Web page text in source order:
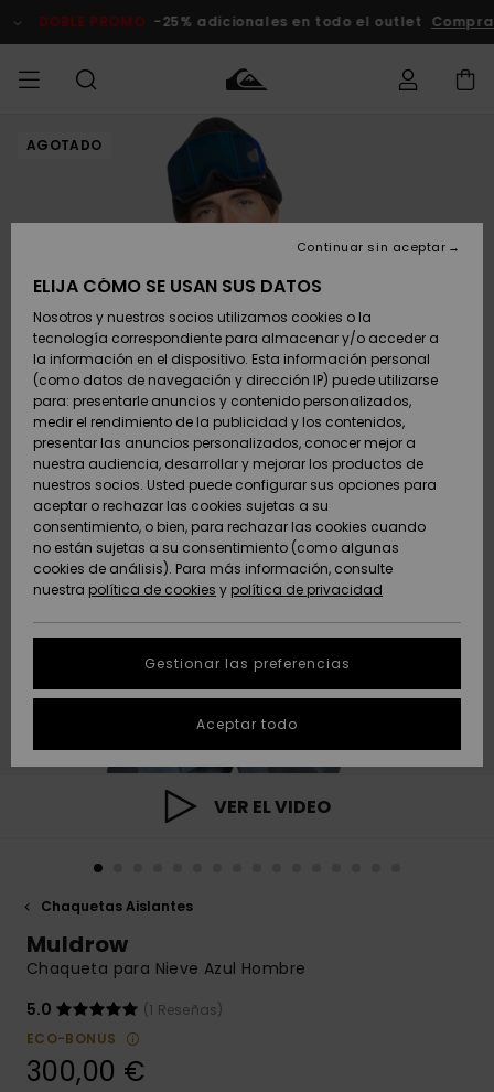
del
DOBLE PROMO -25% adicionales en todo el outlet Comprar
HOMBRE
Zapatos y
chanclas
Surf
Snow
Novedades
Destacados
Zapatos y
chanclas
Surf
Snow
Novedades
Destacados
Destacados
Snow
SURF
Surf Shop
Highlights
Comunidad
SNOW
Hombre
Snow Niños
Tienda
Snow Mujer
Destacados
Comunidad
DOBLE
PROMO
Outlet
Mujer
AYUDA &
CONTACTO
Accede a tu
Envio
Devoluciones
Pago
Tarjeta de
regalo
Quiksilver
Freedom
Protección de
datos
personales
Inicia una
conversación
la respuesta
más rápida a
tu pregunta.
Encuentra
más
accede a
SOSTENIBILIDAD
AGOTADO
VER EL VIDEO
Chaquetas Aislantes
Muldrow
Chaqueta para Nieve Azul Hombre
5.0
(1 Reseñas)
ECO-BONUS
300,00 €
ELIJA CÓMO SE USAN SUS DATOS
Nosotros y nuestros socios utilizamos cookies o la
tecnología correspondiente para almacenar y/o acceder a
la información en el dispositivo. Esta información personal
(como datos de navegación y dirección IP) puede utilizarse
para: presentarle anuncios y contenido personalizados,
medir el rendimiento de la publicidad y los contenidos,
presentar las anuncios personalizados, conocer mejor a
nuestra audiencia, desarrollar y mejorar los productos de
nuestros socios. Usted puede configurar sus opciones para
aceptar o rechazar las cookies sujetas a su
consentimiento, o bien, para rechazar las cookies cuando
no están sujetas a su consentimiento (como algunas
cookies de análisis). Para más información, consulte
nuestra política de cookies y política de privacidad
Gestionar las preferencias
Continuar sin aceptar
Aceptar todo